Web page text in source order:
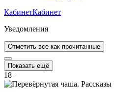
КабинетКабинет
Уведомления
Отметить все как прочитанные
Показать ещё
18+